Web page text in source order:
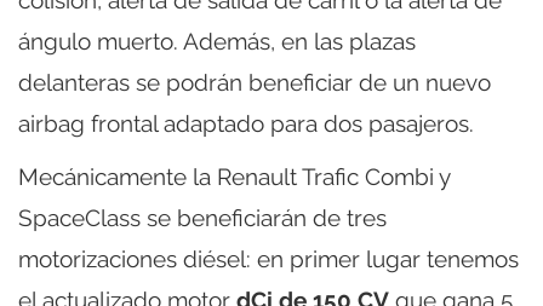
ángulo muerto. Además, en las plazas
delanteras se podrán beneficiar de un nuevo
airbag frontal adaptado para dos pasajeros.
Mecánicamente la Renault Trafic Combi y
SpaceClass se beneficiarán de tres
motorizaciones diésel: en primer lugar tenemos
el actualizado motor dCi de 150 CV que gana 5